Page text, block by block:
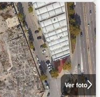
Ver foto